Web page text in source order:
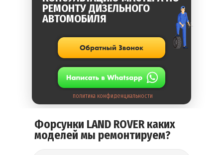
РЕМОНТУ ДИЗЕЛЬНОГО
АВТОМОБИЛЯ
политика конфиденциальности
Форсунки LAND ROVER каких
моделей мы ремонтируем?